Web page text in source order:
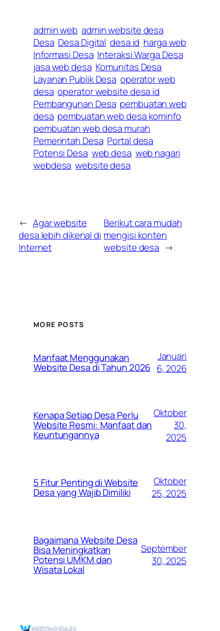
admin web admin website desa
Desa Desa Digital desa.id harga web
Informasi Desa Interaksi Warga Desa
jasa web desa Komunitas Desa
Layanan Publik Desa operator web
desa operator website desa id
Pembangunan Desa pembuatan web
desa pembuatan web desa kominfo
pembuatan web desa murah
Pemerintah Desa Portal desa
Potensi Desa web desa web nagari
webdesa website desa
← Agar website
desa lebih dikenal di
Internet
Berikut cara mudah
mengisi konten
website desa →
MORE POSTS
Manfaat Menggunakan
Website Desa di Tahun 2026
Januari
6, 2026
Kenapa Setiap Desa Perlu
Website Resmi: Manfaat dan
Keuntungannya
Oktober
30,
2025
5 Fitur Penting di Website
Desa yang Wajib Dimiliki
Oktober
25, 2025
Bagaimana Website Desa
Bisa Meningkatkan
Potensi UMKM dan
Wisata Lokal
September
30, 2025